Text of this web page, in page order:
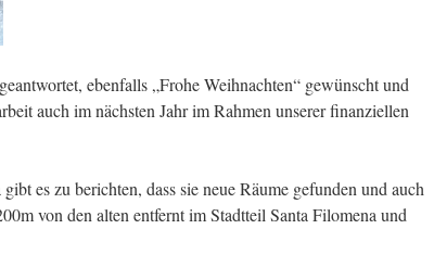
ebenfalls „Frohe Weihnachten“ gewünscht und
auch im nächsten Jahr im Rahmen unserer finanziellen
es zu berichten, dass sie neue Räume gefunden und auch
von den alten entfernt im Stadtteil Santa Filomena und